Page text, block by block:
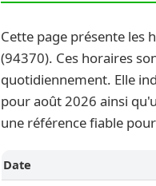
Cette page présente les
(94370). Ces horaires
quotidiennement. Elle
pour août 2026 ainsi
une référence fiable
Date